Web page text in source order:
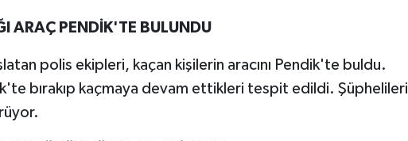
ARAÇ PENDİK'TE BULUNDU
polis ekipleri, kaçan kişilerin aracını Pendik'te buldu.
bırakıp kaçmaya devam ettikleri tespit edildi. Şüphelileri